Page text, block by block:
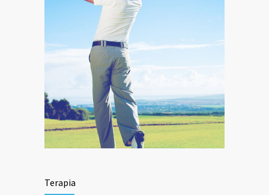
Terapia